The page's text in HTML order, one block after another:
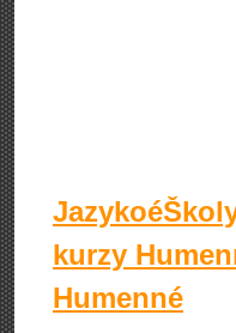
kurzy
Humenné